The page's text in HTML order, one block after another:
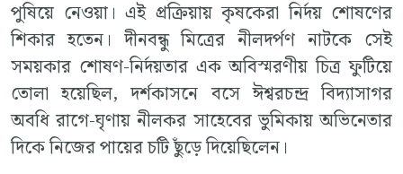
পুষিয়ে নেওয়া। এই প্রক্রিয়ায় কৃষকেরা নির্দয় শোষণের
শিকার হতেন। দীনবন্ধু মিত্রের নীলদর্পণ নাটকে সেই
সময়কার শোষণ-নির্দয়তার এক অবিস্মরণীয় চিত্র ফুটিয়ে
তোলা হয়েছিল, দর্শকাসনে বসে ঈশ্বরচন্দ্র বিদ্যাসাগর
অবধি রাগে-ঘৃণায় নীলকর সাহেবের ভুমিকায় অভিনেতার
দিকে নিজের পায়ের চটি ছুঁড়ে দিয়েছিলেন।